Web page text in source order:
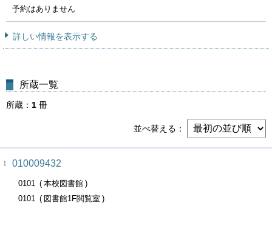
予約はありません
詳しい情報を表示する
所蔵一覧
所蔵 1 冊
並べ替える
1 010009432
0101
本校図書館
0101
図書館1F閲覧室